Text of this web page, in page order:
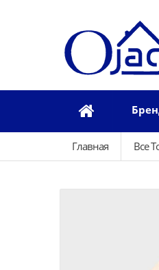
Главная Все